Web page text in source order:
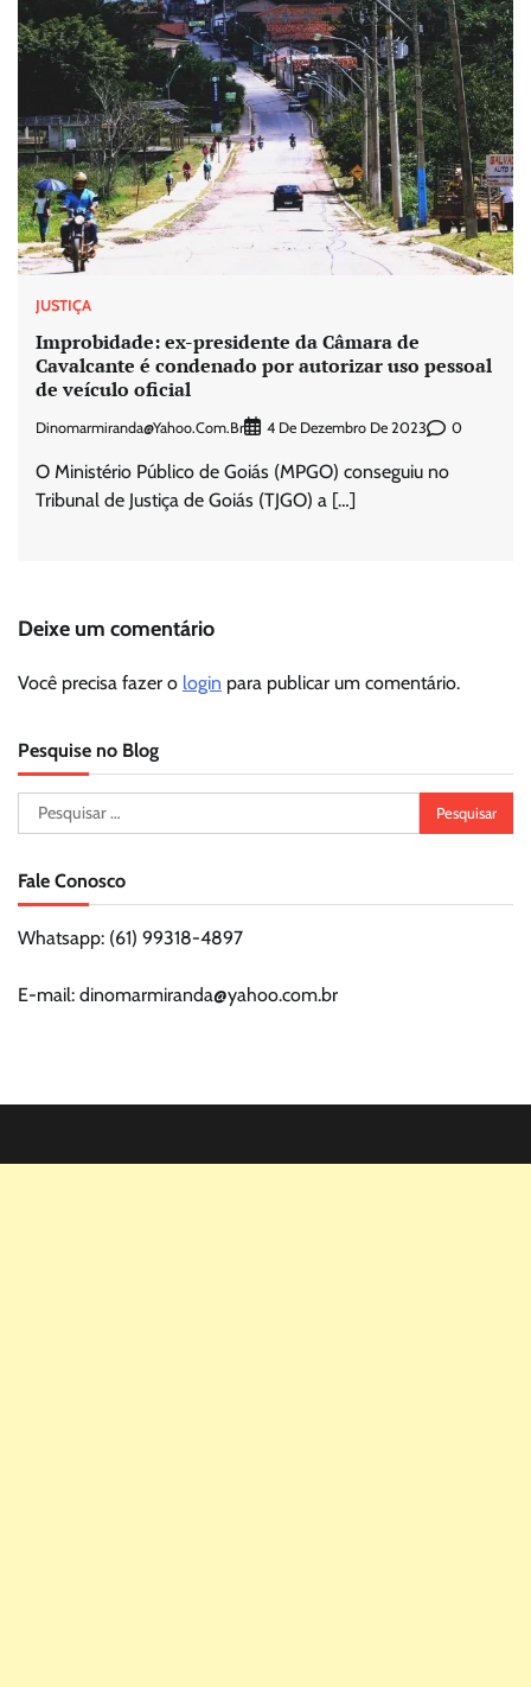
JUSTIÇA
Improbidade: ex-presidente da Câmara de
Cavalcante é condenado por autorizar uso pessoal
de veículo oficial
Dinomarmiranda@yahoo.com.br 4 De Dezembro De 2023 0
O Ministério Público de Goiás (MPGO) conseguiu no
Tribunal de Justiça de Goiás (TJGO) a […]
Deixe um comentário
Você precisa fazer o login para publicar um comentário.
Pesquise no Blog
Pesquisar
por:
Fale Conosco
Whatsapp: (61) 99318-4897
E-mail: dinomarmiranda@yahoo.com.br